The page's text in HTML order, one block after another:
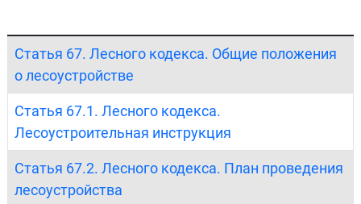
Статья 67. Лесного кодекса. Общие положения
о лесоустройстве
Статья 67.1. Лесного кодекса.
Лесоустроительная инструкция
Статья 67.2. Лесного кодекса. План проведения
лесоустройства